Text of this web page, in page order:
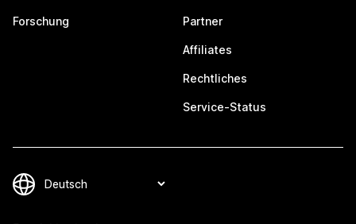
Forschung Partner
Affiliates
Rechtliches
Service-Status